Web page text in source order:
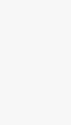
Ковер